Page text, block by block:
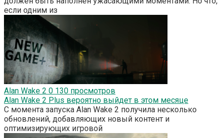
если одним из
Alan Wake 2 0 130 просмотров
Alan Wake 2 Plus вероятно выйдет в этом месяце
С момента запуска Alan Wake 2 получила несколько
обновлений, добавляющих новый контент и
оптимизирующих игровой